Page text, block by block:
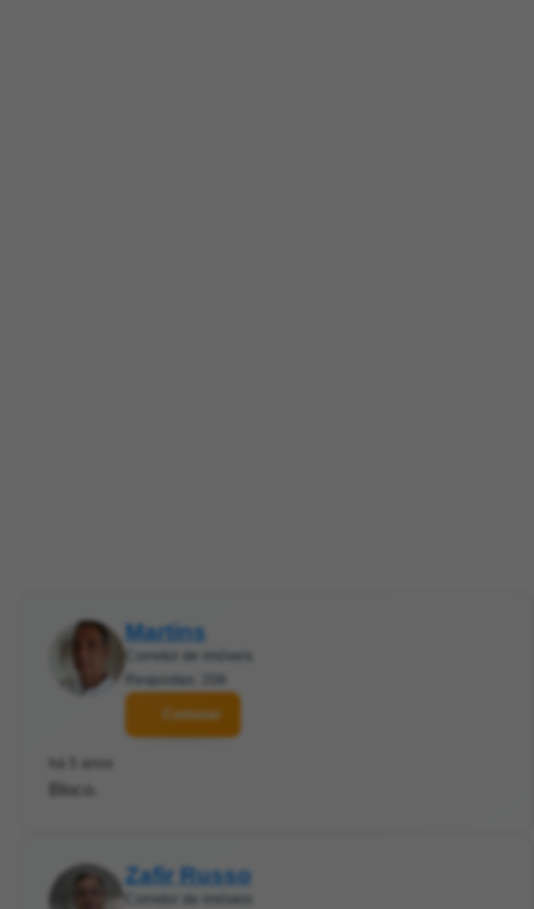
Martins
Corretor de imóveis
Respostas: 208
Contatar
há 5 anos
Bloco.
Zafir Russo
Corretor de imóveis